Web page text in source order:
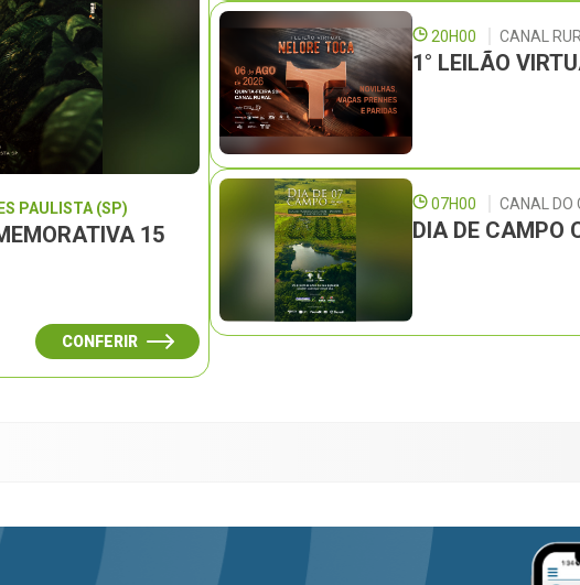
PAULISTA (SP)
15
CONFERIR
20H00 CANAL
1° LEILÃO
07H00 CANAL DO
DIA DE CAMPO